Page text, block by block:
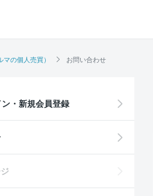
の個人売買） お問い合わせ
ン・新規会員登録